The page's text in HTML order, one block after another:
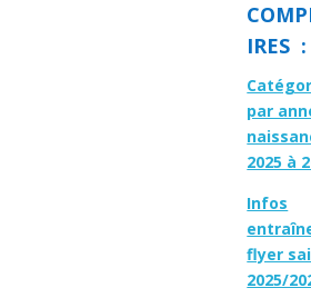
IRES :
par
2025 à
Infos
flyer
2025/